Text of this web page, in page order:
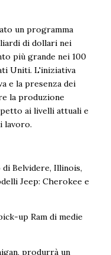
un programma
di dollari nei
più grande nei 100
Uniti. L'iniziativa
e la presenza dei
la produzione
ai livelli attuali e
lavoro.
Belvidere, Illinois,
Jeep: Cherokee e
up Ram di medie
produrrà un